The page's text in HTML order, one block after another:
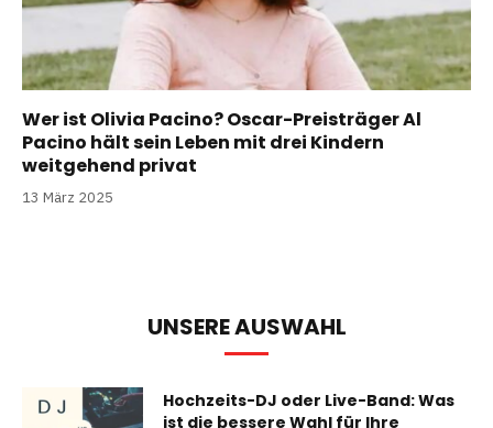
Wer ist Olivia Pacino? Oscar-Preisträger Al
Pacino hält sein Leben mit drei Kindern
weitgehend privat
13 März 2025
UNSERE AUSWAHL
Hochzeits-DJ oder Live-Band: Was
ist die bessere Wahl für Ihre